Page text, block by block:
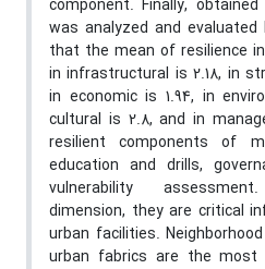
component. Finally,
was analyzed and
that the mean of resilience
in infrastructural is 2.18, in
in economic is 1.94, in
cultural is 2.8, and in
resilient components of
education and drills,
vulnerability
dimension, they are critical
urban facilities.
urban fabrics are the most